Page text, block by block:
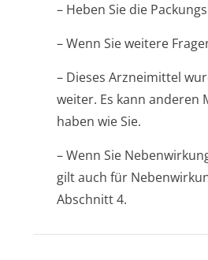
– Heben Sie die
– Wenn Sie weitere
– Dieses Arzneimittel
weiter. Es kann anderen
haben wie Sie.
– Wenn Sie
gilt auch für
Abschnitt 4.